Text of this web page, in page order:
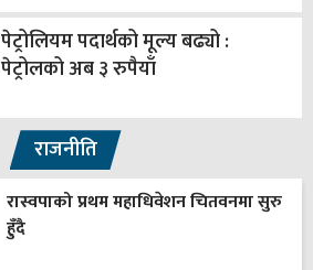
पेट्रोलियम पदार्थको मूल्य बढ्यो :
पेट्रोलको अब ३ रुपैयाँ
राजनीति
रास्वपाको प्रथम महाधिवेशन चितवनमा सुरु
हुँदै